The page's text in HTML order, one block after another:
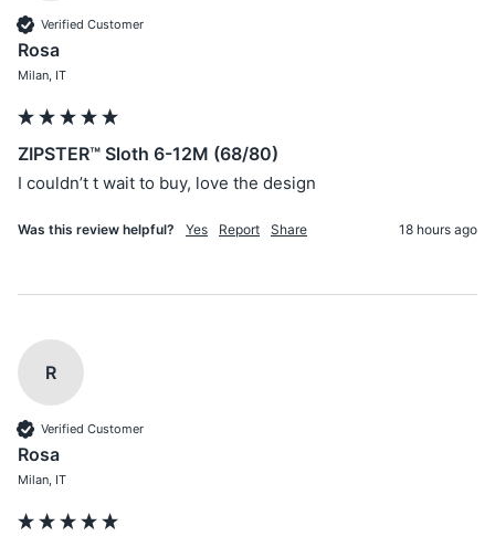
Verified Customer
Rosa
Milan, IT
ZIPSTER™ Sloth 6-12M (68/80)
I couldn’t t wait to buy, love the design
Was this review helpful? Yes Report Share 18 hours ago
R
Verified Customer
Rosa
Milan, IT